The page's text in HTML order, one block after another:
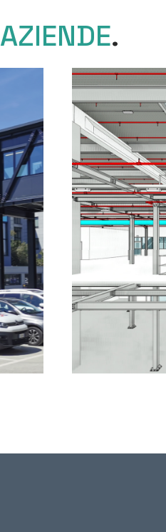
AZIENDE.